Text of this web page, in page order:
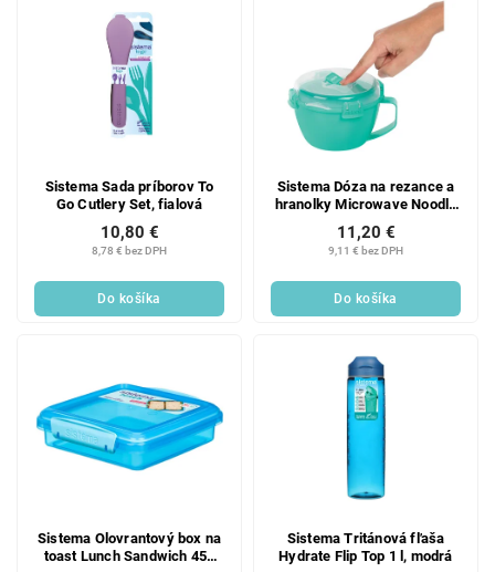
Sistema Sada príborov To
Go Cutlery Set, fialová
8,78 € bez DPH
10,80 €
Do košíka
Sistema Dóza na rezance a
hranolky Microwave Noodle
940 ml, mätová
9,11 € bez DPH
11,20 €
Do košíka
Sistema Olovrantový box na
toast Lunch Sandwich 450
Sistema Tritánová fľaša
Hydrate Flip Top 1 l, modrá